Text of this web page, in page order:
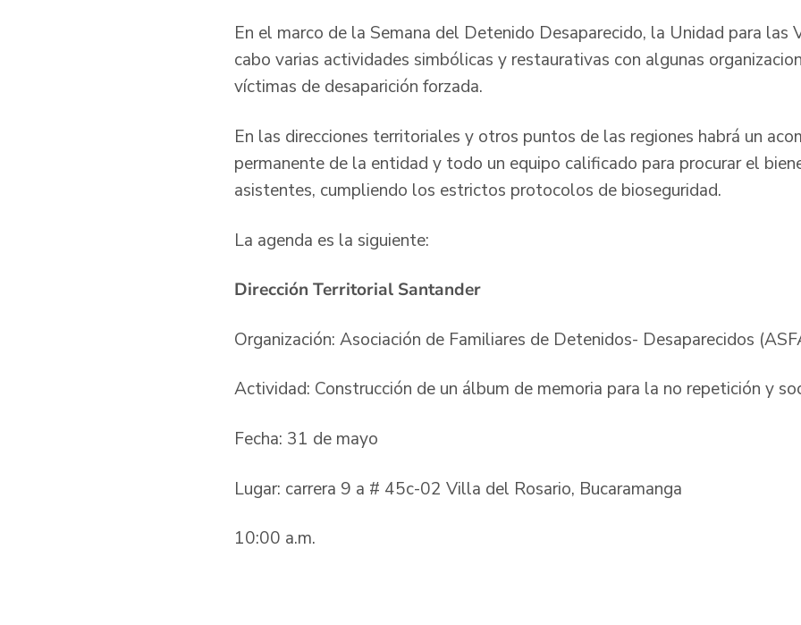
En el marco de la Semana del Detenido Desaparecido, la Unidad para las
cabo varias actividades simbólicas y restaurativas con algunas
víctimas de desaparición forzada.
En las direcciones territoriales y otros puntos de las regiones habrá un
permanente de la entidad y todo un equipo calificado para procurar el
asistentes, cumpliendo los estrictos protocolos de bioseguridad.
La agenda es la siguiente:
Dirección Territorial Santander
Organización: Asociación de Familiares de Detenidos- Desaparecidos
Actividad: Construcción de un álbum de memoria para la no repetición y
Fecha: 31 de mayo
Lugar: carrera 9 a # 45c-02 Villa del Rosario, Bucaramanga
10:00 a.m.